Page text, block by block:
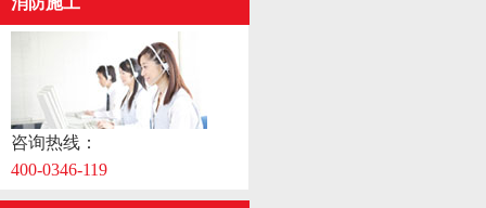
咨询热线：
400-0346-119